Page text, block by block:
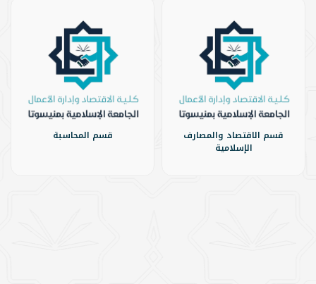
قسم الاقتصاد والمصارف
الإسلامية
قسم المحاسبة